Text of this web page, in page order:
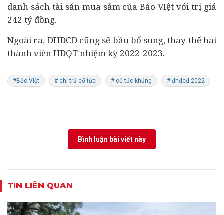
danh sách tài sản mua sắm của Bảo VIệt với trị giá
242 tỷ đồng.
Ngoài ra, ĐHĐCĐ cũng sẽ bầu bổ sung, thay thế hai
thành viên HĐQT nhiệm kỳ 2022-2023.
#Bảo Việt # chi trả cổ tức # cổ tức khủng # đhđcđ 2022
Bình luận bài viết này
TIN LIÊN QUAN